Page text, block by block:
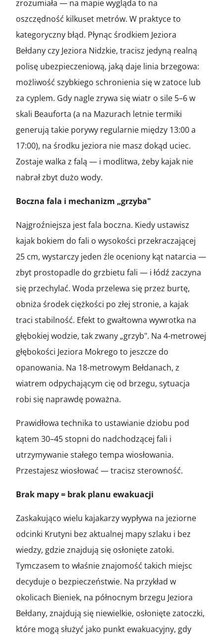
zrozumiała — na mapie wygląda to na
oszczędność kilkuset metrów. W praktyce to
kategoryczny błąd. Płynąc środkiem Jeziora
Bełdany czy Jeziora Nidzkie, tracisz jedyną realną
polisę ubezpieczeniową, jaką daje linia brzegowa:
możliwość szybkiego schronienia się w zatoce lub
za cyplem. Gdy nagle zrywa się wiatr o sile 5–6 w
skali Beauforta (a na Mazurach letnie termiki
generują takie porywy regularnie między 13:00 a
17:00), na środku jeziora nie masz dokąd uciec.
Zostaje walka z falą — i modlitwa, żeby kajak nie
nabrał zbyt dużo wody.
Boczna fala i mechanizm „grzyba"
Najgroźniejsza jest fala boczna. Kiedy ustawisz
kajak bokiem do fali o wysokości przekraczającej
25 cm, wystarczy jeden źle oceniony kąt natarcia —
zbyt prostopadle do grzbietu fali — i łódź zaczyna
się przechylać. Woda przelewa się przez burtę,
obniża środek ciężkości po złej stronie, a kajak
traci stabilność. Efekt to gwałtowna wywrotka na
głębokiej wodzie, tak zwany „grzyb". Na 4-metrowej
głębokości Jeziora Mokrego to jeszcze do
opanowania. Na 18-metrowym Bełdanach, z
wiatrem odpychającym cię od brzegu, sytuacja
robi się naprawdę poważna.
Prawidłowa technika to ustawianie dziobu pod
kątem 30–45 stopni do nadchodzącej fali i
utrzymywanie stałego tempa wiosłowania.
Przestajesz wiosłować — tracisz sterowność.
Brak mapy = brak planu ewakuacji
Zaskakująco wielu kajakarzy wypływa na jeziorne
odcinki Krutyni bez aktualnej mapy szlaku i bez
wiedzy, gdzie znajdują się osłonięte zatoki.
Tymczasem to właśnie znajomość takich miejsc
decyduje o bezpieczeństwie. Na przykład w
okolicach Bieniek, na północnym brzegu Jeziora
Bełdany, znajdują się niewielkie, osłonięte zatoczki,
które mogą służyć jako punkt ewakuacyjny, gdy